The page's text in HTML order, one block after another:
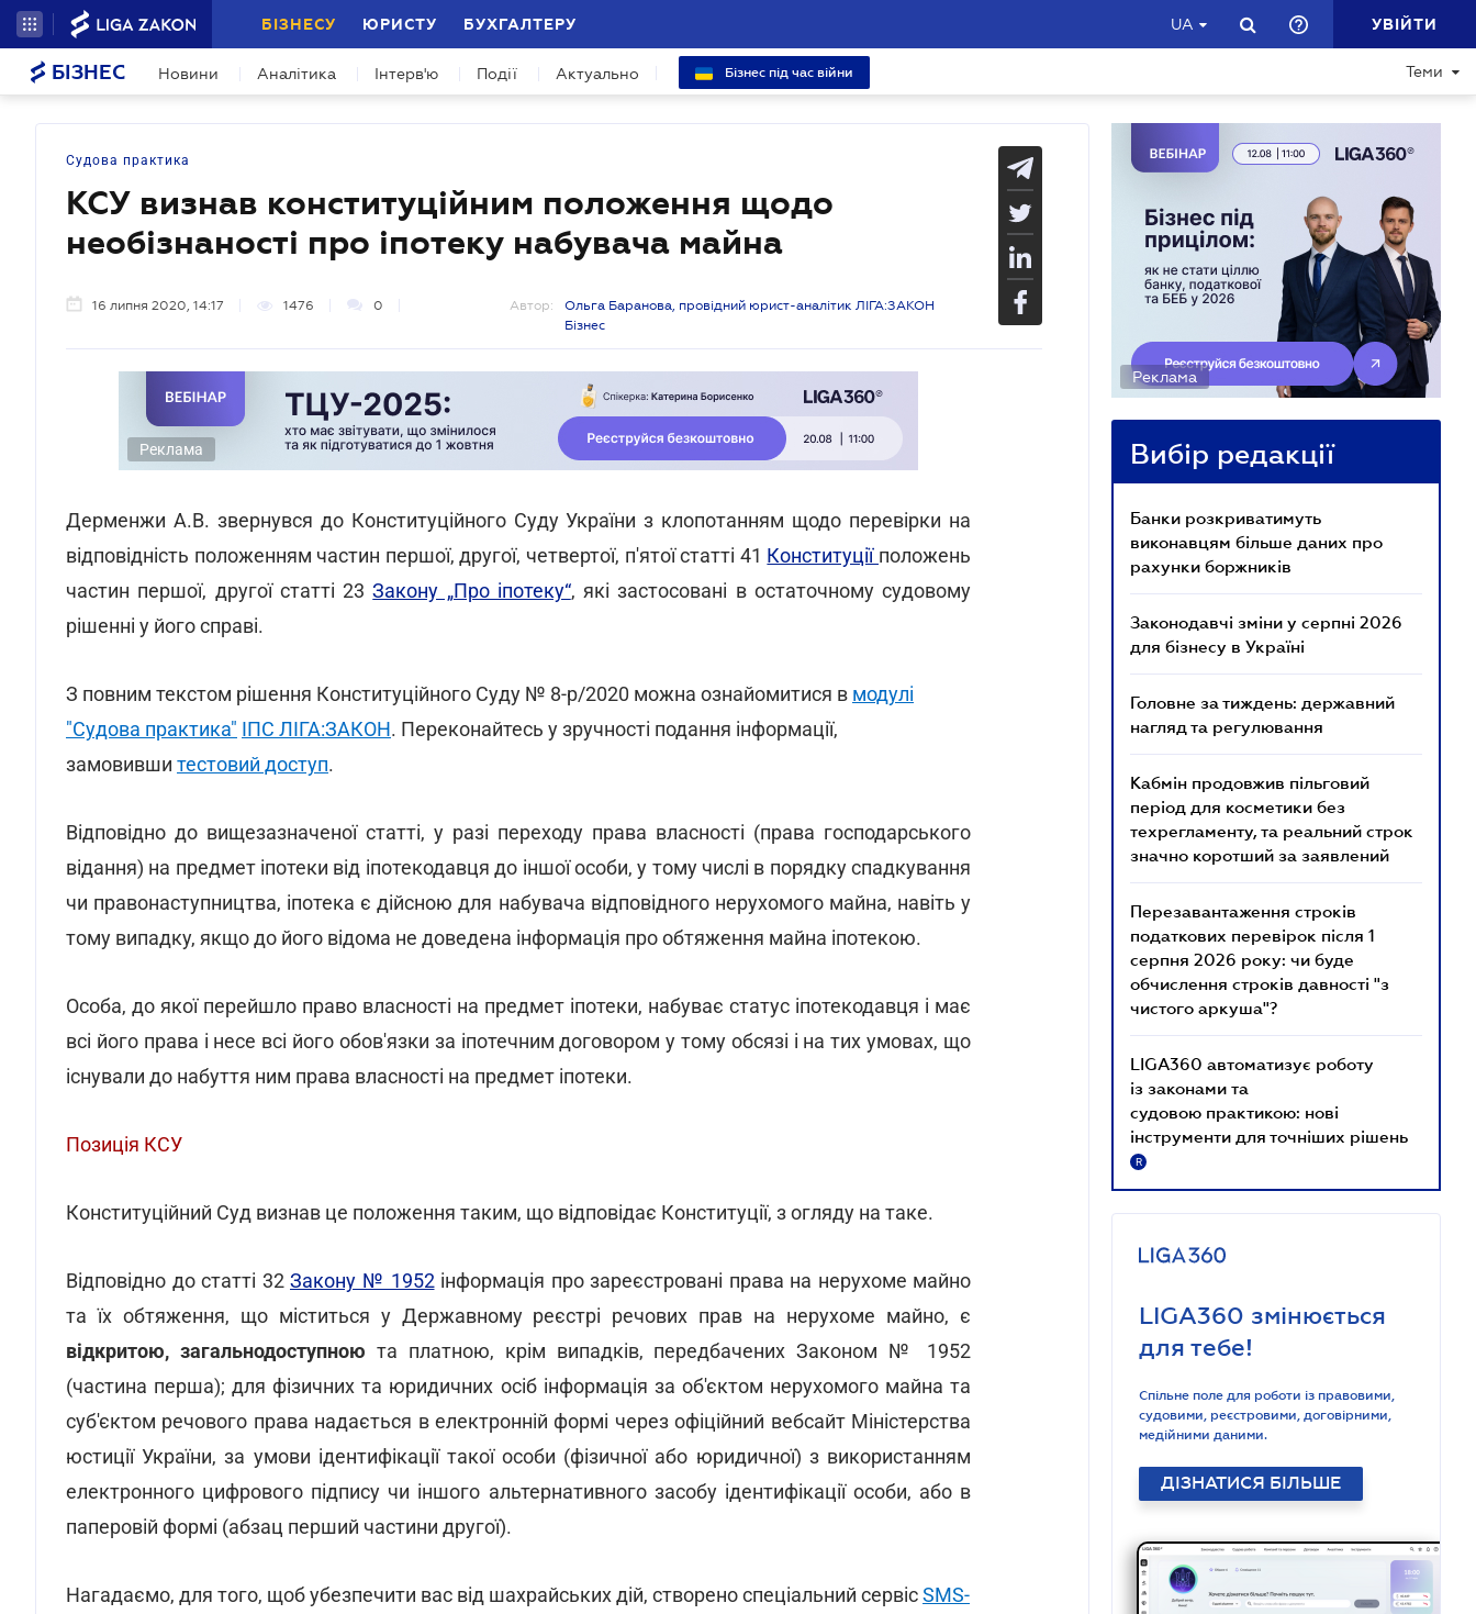
БІЗНЕСУ ЮРИСТУ БУХГАЛТЕРУ UA УВІЙТИ
БІЗНЕС Новини Аналітика Інтерв'ю Події Актуально Бізнес під час війни Теми
Судова практика
КСУ визнав конституційним положення щодо
необізнаності про іпотеку набувача майна
16 липня 2020, 14:17 1476 0 Автор:
Ольга Баранова, провідний юрист-аналітик ЛІГА:ЗАКОН
Бізнес
Реклама
Дерменжи А.В. звернувся до Конституційного Суду України з клопотанням щодо перевірки на
відповідність положенням частин першої, другої, четвертої, п'ятої статті 41 Конституції положень
частин першої, другої статті 23Закону „Про іпотеку“, які застосовані в остаточному судовому
рішенні у його справі.
З повним текстом рішення Конституційного Суду № 8-р/2020 можна ознайомитися в модулі
"Судова практика" ІПС ЛІГА:ЗАКОН. Переконайтесь у зручності подання інформації,
замовивши тестовий доступ.
Відповідно до вищезазначеної статті, у разі переходу права власності (права господарського
відання) на предмет іпотеки від іпотекодавця до іншої особи, у тому числі в порядку спадкування
чи правонаступництва, іпотека є дійсною для набувача відповідного нерухомого майна, навіть у
тому випадку, якщо до його відома не доведена інформація про обтяження майна іпотекою.
Особа, до якої перейшло право власності на предмет іпотеки, набуває статус іпотекодавця і має
всі його права і несе всі його обов'язки за іпотечним договором у тому обсязі і на тих умовах, що
існували до набуття ним права власності на предмет іпотеки.
Позиція КСУ
Конституційний Суд визнав це положення таким, що відповідає Конституції, з огляду на таке.
Відповідно до статті 32 Закону № 1952інформація про зареєстровані права на нерухоме майно
та їх обтяження, що міститься у Державному реєстрі речових прав на нерухоме майно, є
відкритою, загальнодоступною та платною, крім випадків, передбачених Законом № 1952
(частина перша); для фізичних та юридичних осіб інформація за об'єктом нерухомого майна та
суб'єктом речового права надається в електронній формі через офіційний вебсайт Міністерства
юстиції України, за умови ідентифікації такої особи (фізичної або юридичної) з використанням
електронного цифрового підпису чи іншого альтернативного засобу ідентифікації особи, або в
паперовій формі (абзац перший частини другої).
Нагадаємо, для того, щоб убезпечити вас від шахрайських дій, створено спеціальний сервісSMS-
Реклама
Вибір редакції
Банки розкриватимуть
виконавцям більше даних про
рахунки боржників
Законодавчі зміни у серпні 2026
для бізнесу в Україні
Головне за тиждень: державний
нагляд та регулювання
Кабмін продовжив пільговий
період для косметики без
техрегламенту, та реальний строк
значно коротший за заявлений
Перезавантаження строків
податкових перевірок після 1
серпня 2026 року: чи буде
обчислення строків давності "з
чистого аркуша"?
LIGA360 автоматизує роботу
із законами та
судовою практикою: нові
інструменти для точніших рішень
R
LIGA360 змінюється
для тебе!
Спільне поле для роботи із правовими,
судовими, реєстровими, договірними,
медійними даними.
ДІЗНАТИСЯ БІЛЬШЕ